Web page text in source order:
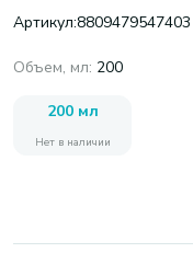
Артикул:8809479547403
Объем, мл: 200
200 мл
Нет в наличии